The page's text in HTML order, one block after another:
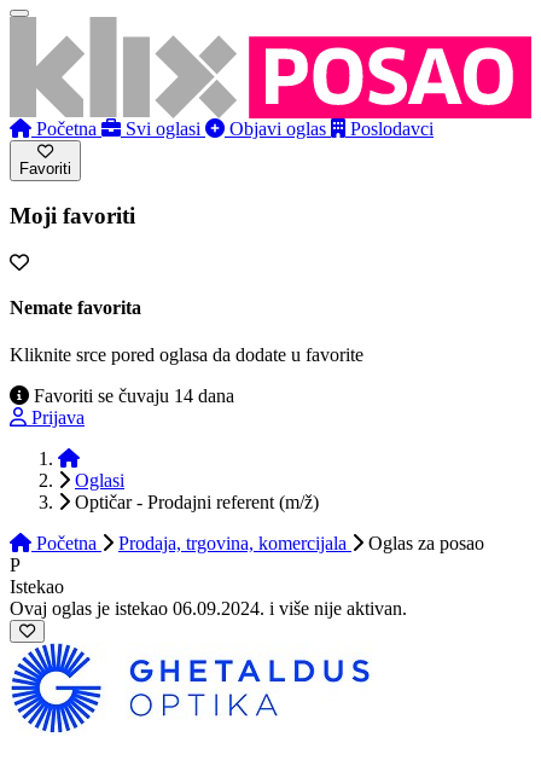
Početna Svi oglasi Objavi oglas Poslodavci
Favoriti
Moji favoriti
Nemate favorita
Kliknite srce pored oglasa da dodate u favorite
Favoriti se čuvaju 14 dana
Prijava
Početna
Oglasi
Optičar - Prodajni referent (m/ž)
Početna
Prodaja, trgovina, komercijala Oglas za posao
P
Istekao
Ovaj oglas je istekao 06.09.2024. i više nije aktivan.